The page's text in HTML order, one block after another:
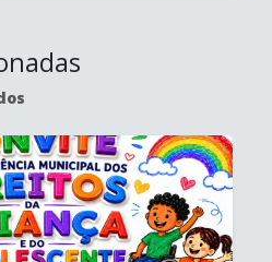
integram a política
à garantia de direitos e ao